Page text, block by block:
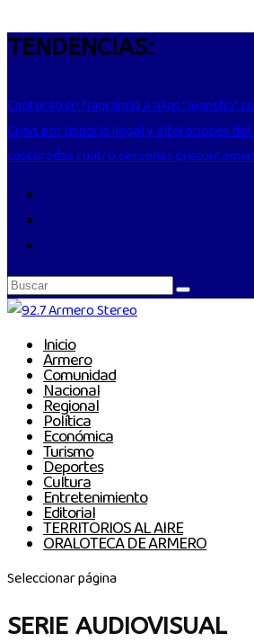
TENDENCIAS:
Capturan en flagrancia a alias “Juancho”
Crisis por minería ilegal y alteraciones del
capturadas cuatro personas
Inicio
Armero
Comunidad
Nacional
Regional
Política
Económica
Turismo
Deportes
Cultura
Entretenimiento
Editorial
TERRITORIOS AL AIRE
ORALOTECA DE ARMERO
Seleccionar página
SERIE AUDIOVISUAL